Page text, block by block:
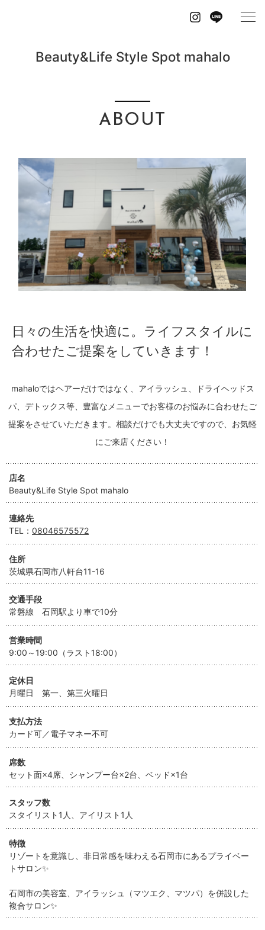
Beauty&Life Style Spot mahalo
ABOUT
日々の生活を快適に。ライフスタイルに
合わせたご提案をしていきます！
mahaloではヘアーだけではなく、アイラッシュ、ドライヘッドス
パ、デトックス等、豊富なメニューでお客様のお悩みに合わせたご
提案をさせていただきます。相談だけでも大丈夫ですので、お気軽
にご来店ください！
店名
Beauty&Life Style Spot mahalo
連絡先
TEL： 08046575572
住所
茨城県石岡市八軒台11-16
交通手段
常磐線 石岡駅より車で10分
営業時間
9:00～19:00（ラスト18:00）
定休日
月曜日 第一、第三火曜日
支払方法
カード可／電子マネー不可
席数
セット面×4席、シャンプー台×2台、ベッド×1台
スタッフ数
スタイリスト1人、アイリスト1人
特徴
リゾートを意識し、非日常感を味わえる石岡市にあるプライベー
トサロン✨
石岡市の美容室、アイラッシュ（マツエク、マツパ）を併設した
複合サロン✨
Instagram